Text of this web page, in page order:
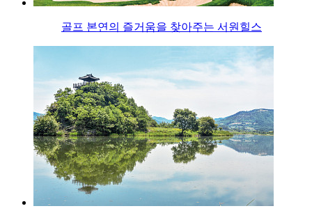
골프 본연의 즐거움을 찾아주는 서원힐스